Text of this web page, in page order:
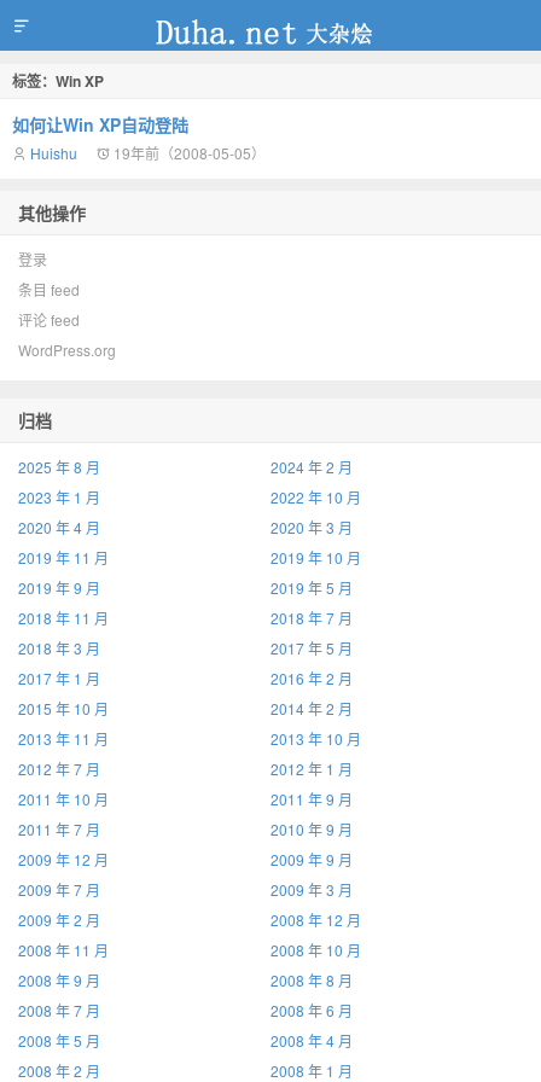
duha.net
标签：Win XP
如何让Win XP自动登陆
Huishu 19年前（2008-05-05）
其他操作
登录
条目 feed
评论 feed
WordPress.org
归档
2025 年 8 月
2024 年 2 月
2023 年 1 月
2022 年 10 月
2020 年 4 月
2020 年 3 月
2019 年 11 月
2019 年 10 月
2019 年 9 月
2019 年 5 月
2018 年 11 月
2018 年 7 月
2018 年 3 月
2017 年 5 月
2017 年 1 月
2016 年 2 月
2015 年 10 月
2014 年 2 月
2013 年 11 月
2013 年 10 月
2012 年 7 月
2012 年 1 月
2011 年 10 月
2011 年 9 月
2011 年 7 月
2010 年 9 月
2009 年 12 月
2009 年 9 月
2009 年 7 月
2009 年 3 月
2009 年 2 月
2008 年 12 月
2008 年 11 月
2008 年 10 月
2008 年 9 月
2008 年 8 月
2008 年 7 月
2008 年 6 月
2008 年 5 月
2008 年 4 月
2008 年 2 月
2008 年 1 月